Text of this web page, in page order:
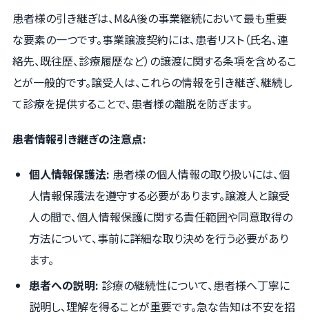
患者様の引き継ぎは、M&A後の事業継続において最も重要
な要素の一つです。事業譲渡契約には、患者リスト（氏名、連
絡先、既往歴、診療履歴など）の譲渡に関する条項を含めるこ
とが一般的です。譲受人は、これらの情報を引き継ぎ、継続し
て診療を提供することで、患者様の離脱を防ぎます。
患者情報引き継ぎの注意点:
個人情報保護法: 患者様の個人情報の取り扱いには、個
人情報保護法を遵守する必要があります。譲渡人と譲受
人の間で、個人情報保護に関する責任範囲や同意取得の
方法について、事前に詳細な取り決めを行う必要があり
ます。
患者への説明: 診療の継続性について、患者様へ丁寧に
説明し、理解を得ることが重要です。急な告知は不安を招